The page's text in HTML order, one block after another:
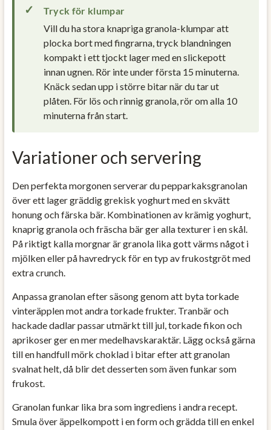
Tryck för klumpar
Vill du ha stora knapriga granola-klumpar att
plocka bort med fingrarna, tryck blandningen
kompakt i ett tjockt lager med en slickepott
innan ugnen. Rör inte under första 15 minuterna.
Knäck sedan upp i större bitar när du tar ut
plåten. För lös och rinnig granola, rör om alla 10
minuterna från start.
Variationer och servering
Den perfekta morgonen serverar du pepparkaksgranolan
över ett lager gräddig grekisk yoghurt med en skvätt
honung och färska bär. Kombinationen av krämig yoghurt,
knaprig granola och fräscha bär ger alla texturer i en skål.
På riktigt kalla morgnar är granola lika gott värms något i
mjölken eller på havredryck för en typ av frukostgröt med
extra crunch.
Anpassa granolan efter säsong genom att byta torkade
vinteräpplen mot andra torkade frukter. Tranbär och
hackade dadlar passar utmärkt till jul, torkade fikon och
aprikoser ger en mer medelhavskaraktär. Lägg också gärna
till en handfull mörk choklad i bitar efter att granolan
svalnat helt, då blir det desserten som även funkar som
frukost.
Granolan funkar lika bra som ingrediens i andra recept.
Smula över äppelkompott i en form och grädda till en enkel